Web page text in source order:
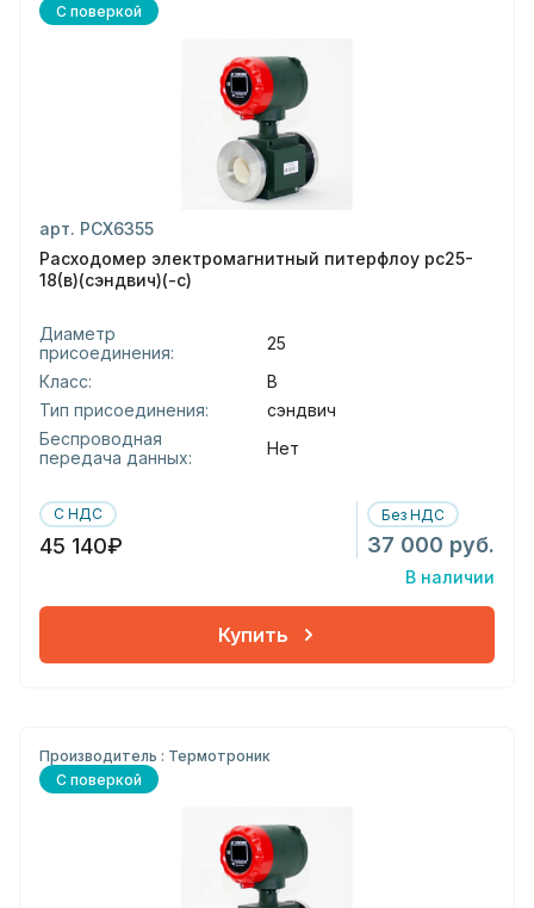
С поверкой
арт. РСХ6355
Расходомер электромагнитный питерфлоу рс25-
18(в)(сэндвич)(-с)
Диаметр
присоединения:
25
Класс:
В
Тип присоединения:
сэндвич
Беспроводная
передача данных:
Нет
С НДС
45 140₽
Без НДС
37 000 руб.
В наличии
Купить
Производитель : Термотроник
С поверкой